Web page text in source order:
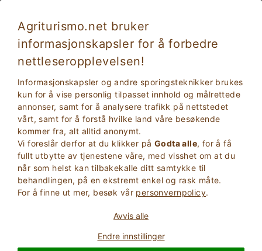
Agriturismo.net bruker
informasjonskapsler for å forbedre
nettleseropplevelsen!
Informasjonskapsler og andre sporingsteknikker brukes
kun for å vise personlig tilpasset innhold og målrettede
annonser, samt for å analysere trafikk på nettstedet
vårt, samt for å forstå hvilke land våre besøkende
kommer fra, alt alltid anonymt.
Vi foreslår derfor at du klikker på Godta alle, for å få
fullt utbytte av tjenestene våre, med visshet om at du
når som helst kan tilbakekalle ditt samtykke til
behandlingen, på en ekstremt enkel og rask måte.
For å finne ut mer, besøk vår personvernpolicy.
Avvis alle
Endre innstillinger
Bondegård med spa på Sicilia
2Voksne
0 Barn SØK